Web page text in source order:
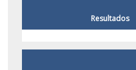
Resultados